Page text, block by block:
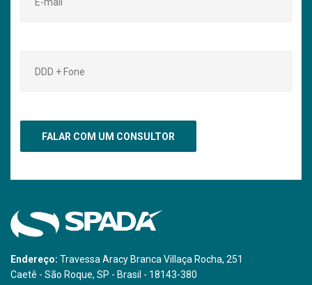
Endereço: Travessa Aracy Branca Villaça Rocha, 251
Caetê - São Roque, SP - Brasil - 18143-380